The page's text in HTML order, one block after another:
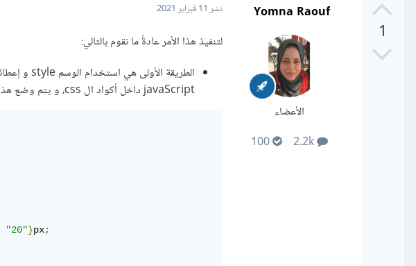
1
Yomna Raouf
الأعضاء
2.2k
100
نشر 11 فبراير 2021
لتنفيذ هذا الأمر عادةً ما نقوم بالتالي:
javaScript داخل أكواد ال css، و يتم وضع هذا الوسم داخل ال component، لاحظ المثال التالي:
"20"}px;